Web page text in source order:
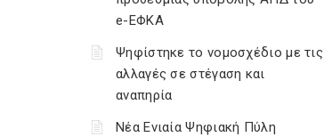
e-ΕΦΚΑ
Ψηφίστηκε το νομοσχέδιο με τις
αλλαγές σε στέγαση και
αναπηρία
Νέα Ενιαία Ψηφιακή Πύλη